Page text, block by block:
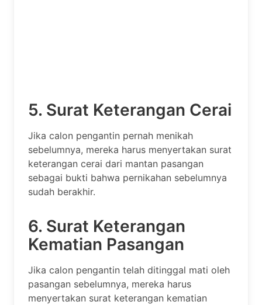
5. Surat Keterangan Cerai
Jika calon pengantin pernah menikah
sebelumnya, mereka harus menyertakan surat
keterangan cerai dari mantan pasangan
sebagai bukti bahwa pernikahan sebelumnya
sudah berakhir.
6. Surat Keterangan
Kematian Pasangan
Jika calon pengantin telah ditinggal mati oleh
pasangan sebelumnya, mereka harus
menyertakan surat keterangan kematian